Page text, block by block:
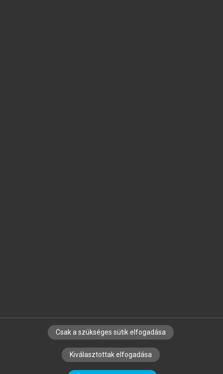
SZERZŐKNEK CÉGEKNEK KÖNYVTÁROSOKNAK
SZERKESZTÉSI ÉS LEKTORÁLÁSI ALAPELVEK
Csak a szükséges sütik elfogadása
Kiválasztottak elfogadása